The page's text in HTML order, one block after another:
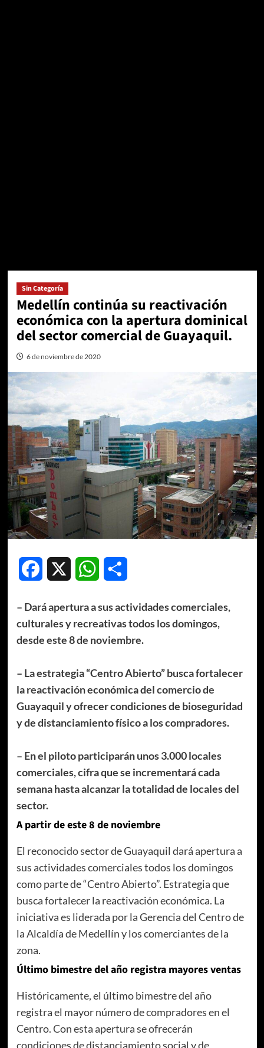
Sin Categoría
Medellín continúa su reactivación
económica con la apertura dominical
del sector comercial de Guayaquil.
6 de noviembre de 2020
Facebook WhatsApp
– Dará apertura a sus actividades comerciales,
culturales y recreativas todos los domingos,
desde este 8 de noviembre.
– La estrategia “Centro Abierto” busca fortalecer
la reactivación económica del comercio de
Guayaquil y ofrecer condiciones de bioseguridad
y de distanciamiento físico a los compradores.
– En el piloto participarán unos 3.000 locales
comerciales, cifra que se incrementará cada
semana hasta alcanzar la totalidad de locales del
sector.
A partir de este 8 de noviembre
El reconocido sector de Guayaquil dará apertura a
sus actividades comerciales todos los domingos
como parte de “Centro Abierto”. Estrategia que
busca fortalecer la reactivación económica. La
iniciativa es liderada por la Gerencia del Centro de
la Alcaldía de Medellín y los comerciantes de la
zona.
Último bimestre del año registra mayores ventas
Históricamente, el último bimestre del año
registra el mayor número de compradores en el
Centro. Con esta apertura se ofrecerán
condiciones de distanciamiento social y de